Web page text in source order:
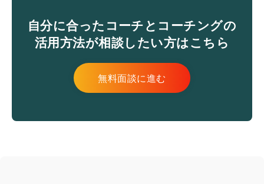
自分に合ったコーチとコーチングの
活用方法が相談したい方はこちら
無料面談に進む